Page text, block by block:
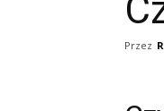
Przez